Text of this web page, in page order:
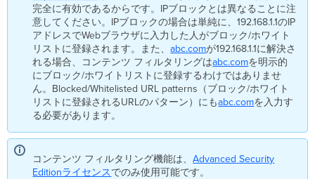
フ
ィ
ル
タ
リ
ン
グ
を
使
し
た
す
完全に有効であるからです。IPブロックとは異なることに注
意してください。IPブロックの場合は単純に、192.168.1.1のIP
アドレスでWebブラウザに入力した人がブロック/ホワイト
リストに登録されます。また、abc.comが192.168.1.1に解決さ
れる場合、コンテンツ フィルタリングはabc.comを明示的
にブロック/ホワイトリストに登録するわけではありませ
ん。Blocked/Whitelisted URL patterns（ブロック/ホワイト
リストに登録されるURLのパターン）にもabc.comを入力す
る必要があります。
コンテンツ フィルタリング機能は、Advanced Security
Editionライセンスでのみ使用可能です。